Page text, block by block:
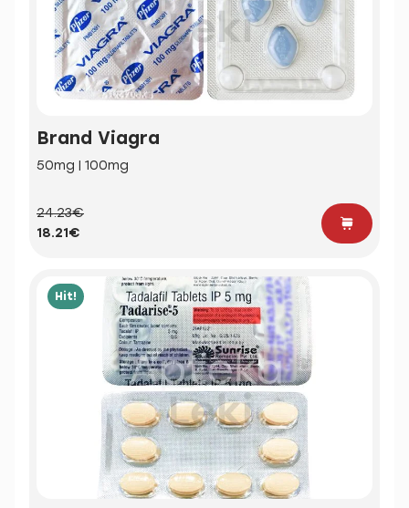
Brand Viagra
50mg | 100mg
24.23€
18.21€
Hit!